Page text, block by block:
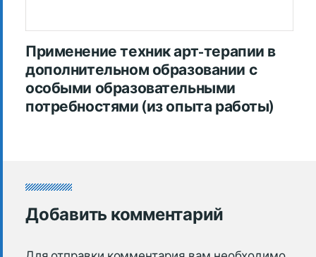
Применение техник арт-терапии в
дополнительном образовании с
особыми образовательными
потребностями (из опыта работы)
Добавить комментарий